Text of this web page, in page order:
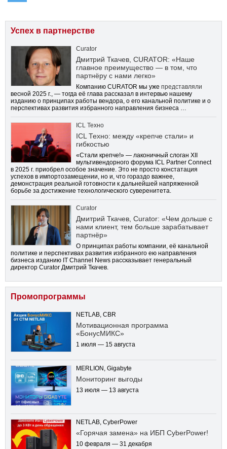
Успех в партнерстве
Curator
Дмитрий Ткачев, CURATOR: «Наше
главное преимущество — в том, что
партнёру с нами легко»
Компанию CURATOR мы уже представляли
весной 2025 г., — тогда её глава рассказал в интервью нашему
изданию о принципах работы вендора, о его канальной политике и о
перспективах развития избранного направления бизнеса …
ICL Техно
ICL Техно: между «крепче стали» и
гибкостью
«Стали крепче!» — лаконичный слоган XII
мультивендорного форума ICL Partner Connect
в 2025 г. приобрел особое значение. Это не просто констатация
успехов в импортозамещении, но и, что гораздо важнее,
демонстрация реальной готовности к дальнейшей напряженной
борьбе за достижение технологического суверенитета.
Curator
Дмитрий Ткачев, Curator: «Чем дольше с
нами клиент, тем больше зарабатывает
партнёр»
О принципах работы компании, её канальной
политике и перспективах развития избранного ею направления
бизнеса изданию IT Channel News рассказывает генеральный
директор Curator Дмитрий Ткачев.
Промопрограммы
NETLAB, CBR
Мотивационная программа
«БонусМИКС»
1 июля — 15 августа
MERLION, Gigabyte
Мониторинг выгоды
13 июля — 13 августа
NETLAB, CyberPower
«Горячая замена» на ИБП CyberPower!
10 февраля — 31 декабря